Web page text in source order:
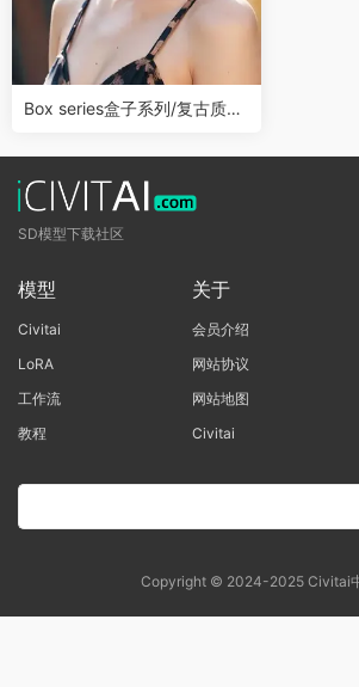
Box series盒子系列/复古质感
SD模型下载社区
模型
Civitai
LoRA
工作流
教程
关于
会员介绍
网站协议
网站地图
Civitai
Copyright © 2024-2025 Civitai